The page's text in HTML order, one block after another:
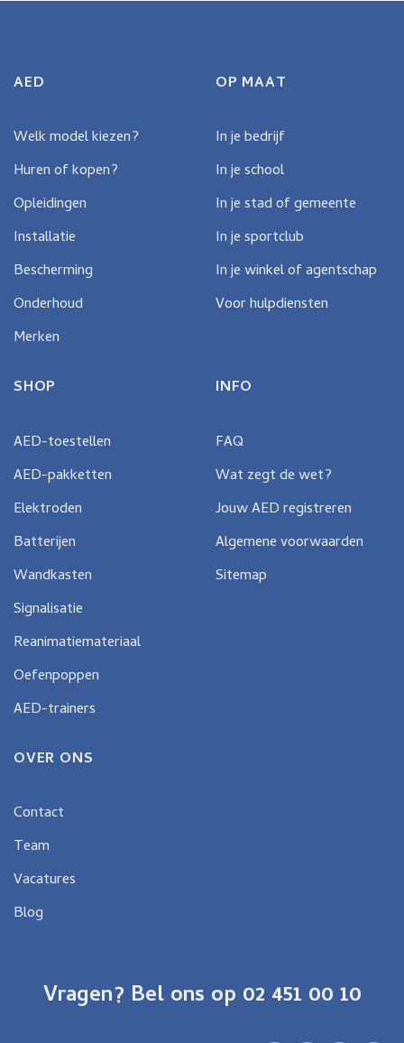
AED
Welk model kiezen?
Huren of kopen?
Opleidingen
Installatie
Bescherming
Onderhoud
Merken
OP MAAT
In je bedrijf
In je school
In je stad of gemeente
In je sportclub
In je winkel of agentschap
Voor hulpdiensten
SHOP
AED-toestellen
AED-pakketten
Elektroden
Batterijen
Wandkasten
Signalisatie
Reanimatiemateriaal
Oefenpoppen
AED-trainers
INFO
FAQ
Wat zegt de wet?
Jouw AED registreren
Algemene voorwaarden
Sitemap
OVER ONS
Contact
Team
Vacatures
Blog
Vragen? Bel ons op 02 451 00 10